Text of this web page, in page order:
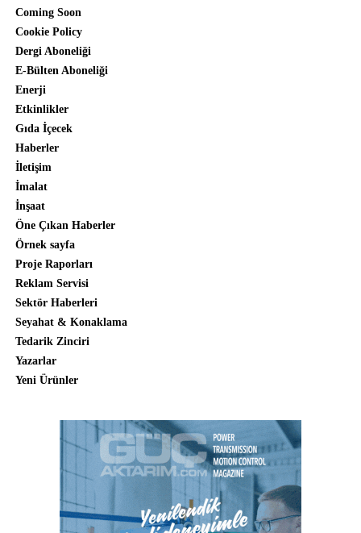
Coming Soon
Cookie Policy
Dergi Aboneliği
E-Bülten Aboneliği
Enerji
Etkinlikler
Gıda İçecek
Haberler
İletişim
İmalat
İnşaat
Öne Çıkan Haberler
Örnek sayfa
Proje Raporları
Reklam Servisi
Sektör Haberleri
Seyahat & Konaklama
Tedarik Zinciri
Yazarlar
Yeni Ürünler